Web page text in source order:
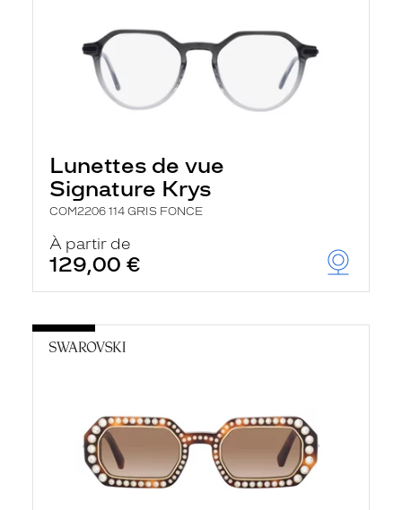
Lunettes de vue
Signature Krys
COM2206 114 GRIS FONCE
À partir de
129,00 €